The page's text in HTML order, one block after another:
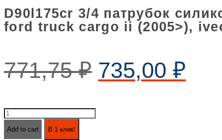
D90l175cr 3/4 патрубок
ford truck cargo ii (2005>),
771,75₽ 735,00 ₽
D90l175cr
Add to cart В 1 клик!